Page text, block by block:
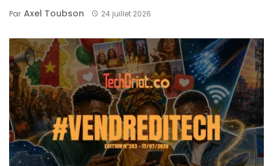
Par Axel Toubson 24 juillet 2026